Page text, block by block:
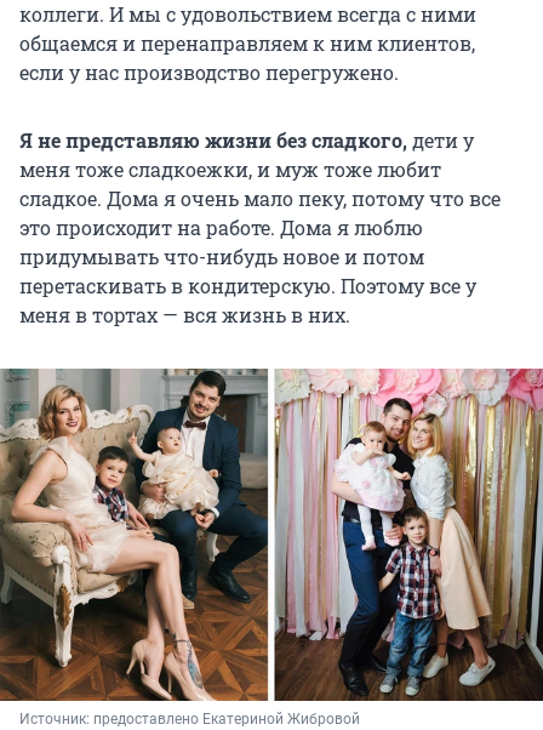
коллеги. И мы с удовольствием всегда с ними
общаемся и перенаправляем к ним клиентов,
если у нас производство перегружено.
Я не представляю жизни без сладкого,дети у
меня тоже сладкоежки, и муж тоже любит
сладкое. Дома я очень мало пеку, потому что все
это происходит на работе. Дома я люблю
придумывать что-нибудь новое и потом
перетаскивать в кондитерскую. Поэтому все у
меня в тортах — вся жизнь в них.
Источник: предоставлено Екатериной Жибровой